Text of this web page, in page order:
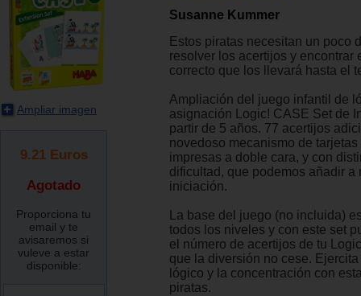
Ampliar imagen
9.21 Euros
Agotado
Proporciona tu
email y te
avisaremos si
vuleve a estar
disponible:
Susanne Kummer
Estos piratas necesitan un poco
resolver los acertijos y encontrar
correcto que los llevará hasta el
Ampliación del juego infantil de
asignación Logic! CASE Set de
partir de 5 años. 77 acertijos
novedoso mecanismo de
impresas a doble cara, y con
dificultad, que podemos añadir a
iniciación.
La base del juego (no incluida)
todos los niveles y con este set
el número de acertijos de tu
que la diversión no cese.
lógico y la concentración con
piratas.